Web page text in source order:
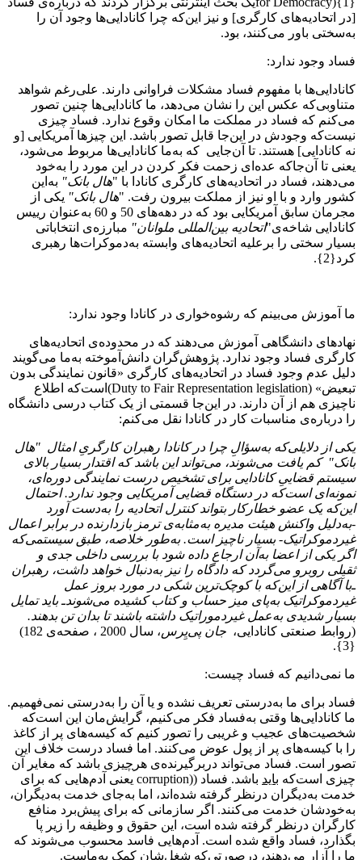
[در اتحادیه‌های کارگری] ‌و نیز این‌که چرا کانادایی‌ها ‌وجود آن را
به‌سختی باور می‌کنند‌، بود.
فساد وجود ندارد:
کانادایی‌ها با مفهوم فساد مشکلات فراوانی دارند. علی‌رغم شواهد
متناوبی‌که عکس این را نشان می‌دهد، ما کانادایی‌ها چنین تصور
می‌کنم که فساد در مملکت ما امکان وقوع ندارد. فساد چیزی
نیست‌که وجودش در این‌جا قابل تصور باشد. این چیزها ‌آمریکایی [و
نه کانادایی] هستند. تا آن‌جایی که به‌ما کانادایی‌ها مربوط می‌شود،
یعنی تا آن‌جاکه عده‌ای زحمت فکر کردن در این مورد را به‌خود
می‌دهند، فساد در اتحادیه‌های کارگری کانادا با "هال بانک" به‌این
کشور وارد و با او نیز از مملکت بیرون رفت. "هال بانک" یکی از
مجرمان سابق آمریکایی بود که در دهه‌‌های 50 و 60 به‌عنوان رییس
کانادایی شاخه‌ی"اتحادیه بین‌المللی ملوانان" مبارزه‌ی انتخاباتی
بسیار سختی را برعلیه اتحادیه‌های وابسته به‌دموکرات‌ها رهبری
کرد{2}.
ما آموزش می‌بینم که رشوه‌خواری در کانادا وجود ندارد:
نهادهای دانشگاهی آموزش می‌دهند که در محدوده‌ی اتحادیه‌های
کارگری فساد وجود ندارد. پژوهش‌گران دانش‌آموخته به‌ما می‌گویند
دلیل عدم وجود فساد در اتحادیه‌‌های کارگری «قانون نمایندگی بدون
تبعیض» (Duty to Fair Representation legislation)است‌که اطلاع
ناچیزی هم از آن دارند. در این‌جا قسمتی از یک کتاب درسی دانشگاه
را درباره‌ی مناسبات کار در کانادا نقل می‌کنم:
یکی از دلایلی‌که به‌سؤالِ چرا در کانادا رهبران کارگریِ امثال "هال
بانک" کم یافت می‌شوند، می‌تواند این باشد که اقتدار بسیار بالای
سیستم قضاییِ کانادایی برای تشخیص درست نمایندگی دوره‌ای،
نمونه‌ای است‌که در دستگاه قضایی آمریکایی وجود ندارد. احتمال
این‌که یک عضو خطارکار بتواند کنترل اتحادیه را به‌دست آورد
-به‌دلیل واکنش هیئت مدیره به‌مثابه‌ی ترمز بازدارنده در برابر اعمال
غیردموکراتیک- بسیار ناچیز است. به‌طور خلاصه، طبق سیستمی‌که
اگر یکی از اعضا به‌‌آن ارجاع داده شود با بررسی داخلی جدی و
ثقیلی روبرو می‌‌گردد که دادگاه را نیز به‌دنبال خواهد داشت، رهبران
ـ‌با آگاهی از این‌که با کوچک‌ترین شکی در مورد بروز عمل
غیردموکراتیک به‌پای ‌میز حساب و کتاب کشیده می‌شوند‌ـ باید تمایل
بسیار شدیدی به‌‌عمل غیردموراتیک داشته باشند تا بدان تن بدهند.
(روابط صنعتی کانادایی، جان پی‌یِرس
، سال 2000 ، صفحه‌ی 182)
{3}.
ما نمی‌دانیم که فساد چیست:
فساد برای ما به‌درستی تعریف نشده و یا آن را به‌درستی نمی‌فهمیم.
ما کانادایی‌ها وقتی به‌‌فساد فکر می‌کنیم، گرایش‌مان این است‌که
‌شخصیت‌های عجیب و غریبی را تصور کنیم که کیسه‌های پر از کاغذ
را با کیسه‌های پر از پول عوض می‌کنند. اما فساد درست خلاف این
تصور است. فساد می‌تواند دربرگیرنده‌ی هر چیزی باشد که مغایر آن
چیزی است‌که باید باشد. فساد (corruption) یعنی‌ آدم‌هایی که برای
خدمت به‌دیگران درنظر گرفته شده‌اند، اما به‌جای خدمت به‌دیگران،
به‌خودشان خدمت ‌‌می‌کنند. اگر سازمانی که برای پیش‌برد منافع
کارگران درنظر گرفته شده است، این حقوق و وظیفه را زیر پا
بگذارد، فساد واقع شده است. آدم‌هایی فاسد محسوب می‌شوند که
ما را آزار می‌دهند، درصورتی‌که شغل‌شان کمک به‌ماست.